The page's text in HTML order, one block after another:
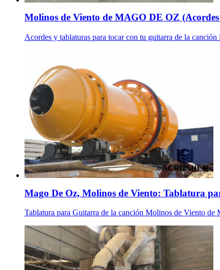
Molinos de Viento de MAGO DE OZ
Acordes y tablaturas para tocar con tu guitarra de la
Mago De Oz, Molinos de Viento: Tablatura
Tablatura para Guitarra de la canción Molinos de Viento